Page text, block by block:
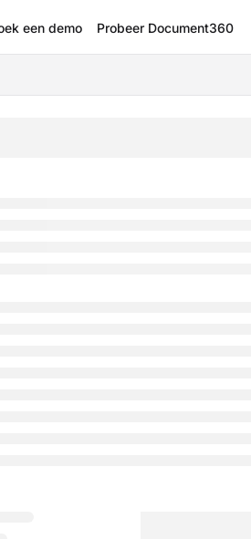
een demo Probeer Document360